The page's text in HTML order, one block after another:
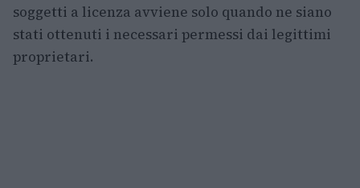
soggetti a licenza avviene solo quando ne siano
stati ottenuti i necessari permessi dai legittimi
proprietari.